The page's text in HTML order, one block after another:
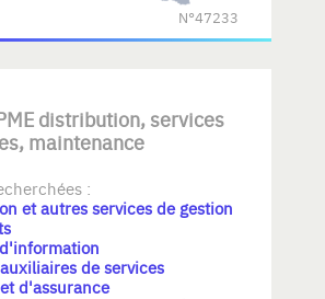
N°47233
distribution, services
maintenance
:
et autres services de gestion
de services
d'assurance